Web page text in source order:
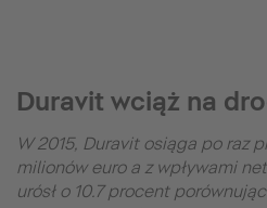
Duravit wciąż na
W 2015, Duravit osiąga po raz
milionów euro a z wpływami
urósł o 10.7 procent